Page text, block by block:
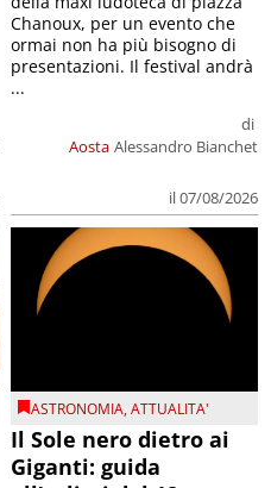
Aosta
di
Alessandro Bianchet
il 07/08/2026
Chanoux, per un evento che
ormai non ha più bisogno di
presentazioni. Il festival andrà
...
ASTRONOMIA,ATTUALITA'
Il Sole nero dietro ai
Giganti: guida